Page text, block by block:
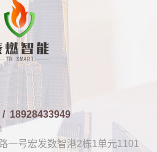
/ 18928433949
一号宏发数智港2栋1单元1101